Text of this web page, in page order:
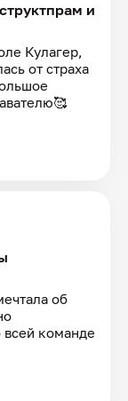
и
Кулагер,
от страха
об
команде